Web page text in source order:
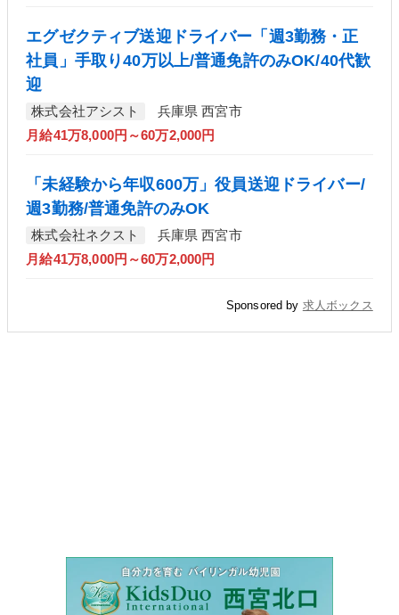
エグゼクティブ送迎ドライバー「週3勤務・正
社員」手取り40万以上/普通免許のみOK/40代歓
迎
株式会社アシスト
兵庫県 西宮市
月給41万8,000円～60万2,000円
「未経験から年収600万」役員送迎ドライバー/
週3勤務/普通免許のみOK
株式会社ネクスト
兵庫県 西宮市
月給41万8,000円～60万2,000円
Sponsored by 求人ボックス